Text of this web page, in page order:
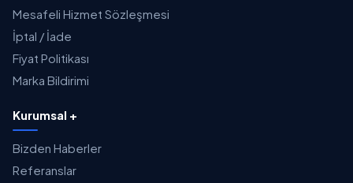
Mesafeli Hizmet Sözleşmesi
İptal / İade
Fiyat Politikası
Marka Bildirimi
Kurumsal +
Bizden Haberler
Referanslar